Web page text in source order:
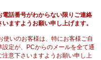
話番号がわからない限りご連絡
ますようお願い申し上げます。
使いのお客様は、特にお客様ご自
定が、PCからのメールを全て通
意下さいますようお願い申し上